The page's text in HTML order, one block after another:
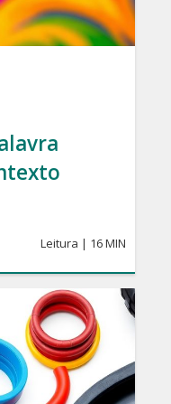
Leitura | 16 MIN